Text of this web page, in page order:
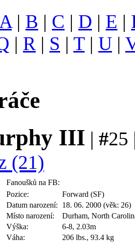
A| B | C | D | E |
| R | S | T| U |
III | #25
(21)
Fanoušků na FB:
Pozice:
Forward (SF)
Datum narození:
18. 06. 2000 (věk: 26)
Místo narození:
Durham, North
Výška:
6-8, 2.03m
Váha:
206 lbs., 93.4 kg